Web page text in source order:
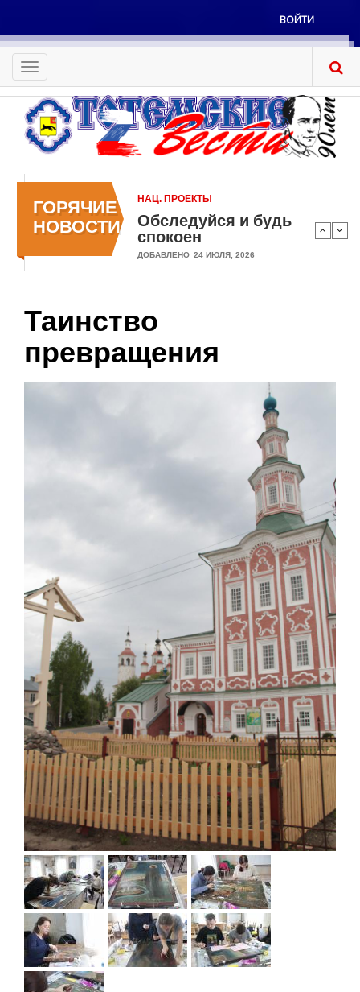
основному
содержанию
Меню
учётной
записи
пользователя
ВОЙТИ
Toggle
navigation
ГОРЯЧИЕ
НОВОСТИ
НАЦ. ПРОЕКТЫ
Обследуйся и будь
спокоен
ДОБАВЛЕНО 24 ИЮЛЯ, 2026
Таинство
превращения